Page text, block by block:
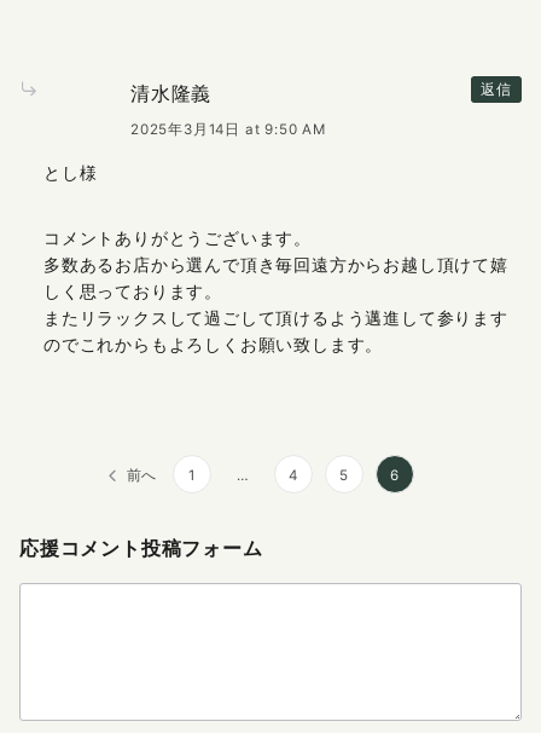
返信
清水隆義
2025年3月14日 at 9:50 AM
とし様
コメントありがとうございます。
多数あるお店から選んで頂き毎回遠方からお越し頂けて嬉
しく思っております。
またリラックスして過ごして頂けるよう邁進して参ります
のでこれからもよろしくお願い致します。
前へ 1 … 4 5 6
応援コメント投稿フォーム